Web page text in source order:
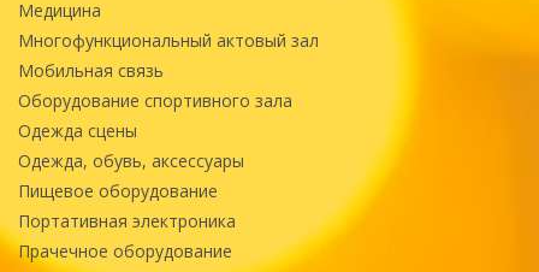
Медицина
Многофункциональный актовый зал
Мобильная связь
Оборудование спортивного зала
Одежда сцены
Одежда, обувь, аксессуары
Пищевое оборудование
Портативная электроника
Прачечное оборудование